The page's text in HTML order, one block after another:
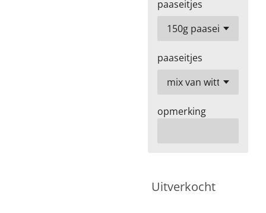
paaseitjes
paaseitjes
opmerking
Uitverkocht